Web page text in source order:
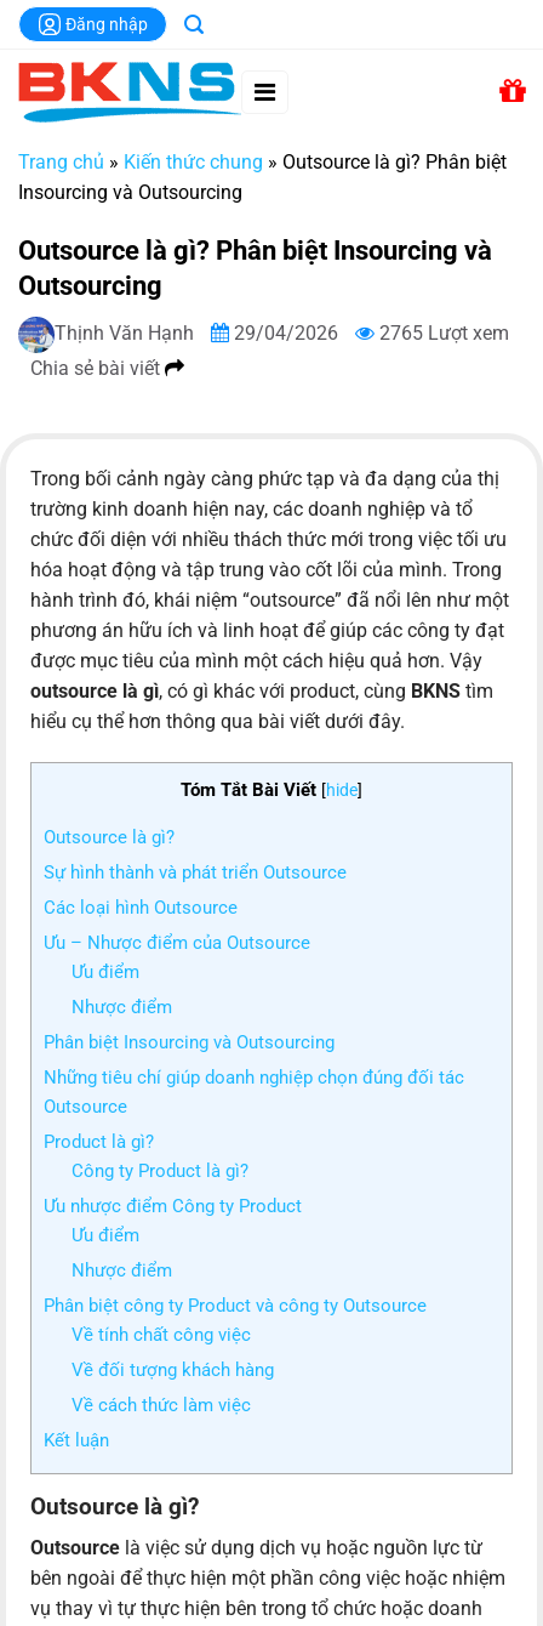
Chuyển
đến
dung
Đăng nhập
Trang chủ » Kiến thức chung » Outsource là gì? Phân biệt
Insourcing và Outsourcing
Outsource là gì? Phân biệt Insourcing và
Outsourcing
Thịnh Văn Hạnh 29/04/2026
2765 Lượt xem
Chia sẻ bài viết
Trong bối cảnh ngày càng phức tạp và đa dạng của thị
trường kinh doanh hiện nay, các doanh nghiệp và tổ
chức đối diện với nhiều thách thức mới trong việc tối ưu
hóa hoạt động và tập trung vào cốt lõi của mình. Trong
hành trình đó, khái niệm “outsource” đã nổi lên như một
phương án hữu ích và linh hoạt để giúp các công ty đạt
được mục tiêu của mình một cách hiệu quả hơn. Vậy
outsource là gì, có gì khác với product, cùng BKNS tìm
hiểu cụ thể hơn thông qua bài viết dưới đây.
Tóm Tắt Bài Viết [hide]
Outsource là gì?
Sự hình thành và phát triển Outsource
Các loại hình Outsource
Ưu – Nhược điểm của Outsource
Ưu điểm
Nhược điểm
Phân biệt Insourcing và Outsourcing
Những tiêu chí giúp doanh nghiệp chọn đúng đối tác
Outsource
Product là gì?
Công ty Product là gì?
Ưu nhược điểm Công ty Product
Ưu điểm
Nhược điểm
Phân biệt công ty Product và công ty Outsource
Về tính chất công việc
Về đối tượng khách hàng
Về cách thức làm việc
Kết luận
Outsource là gì?
Outsource là việc sử dụng dịch vụ hoặc nguồn lực từ
bên ngoài để thực hiện một phần công việc hoặc nhiệm
vụ thay vì tự thực hiện bên trong tổ chức hoặc doanh